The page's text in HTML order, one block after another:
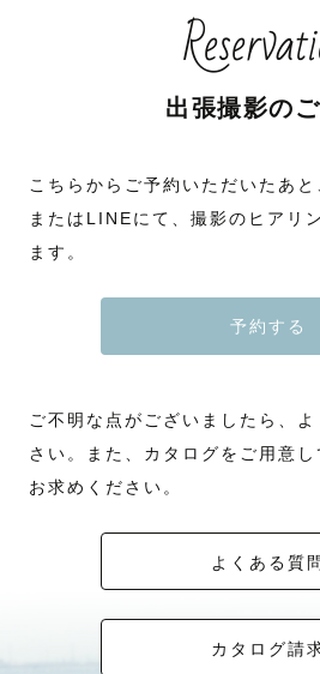
出張撮影の
こちらからご予約いただいたあ
またはLINEにて、撮影のヒアリ
ます。
予約する
ご不明な点がございましたら、
さい。また、カタログをご用意
お求めください。
よくある質問
カタログ請